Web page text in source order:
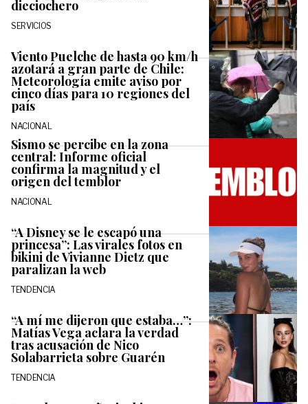
dieciochero
SERVICIOS
Viento Puelche de hasta 90 km/h
azotará a gran parte de Chile:
Meteorología emite aviso por
cinco días para 10 regiones del
país
NACIONAL
Sismo se percibe en la zona
central: Informe oficial
confirma la magnitud y el
origen del temblor
NACIONAL
“A Disney se le escapó una
princesa”: Las virales fotos en
bikini de Vivianne Dietz que
paralizan la web
TENDENCIA
“A mí me dijeron que estaba…”:
Matías Vega aclara la verdad
tras acusación de Nico
Solabarrieta sobre Guarén
TENDENCIA